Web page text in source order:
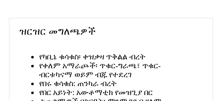
ዝርዝር መግለጫዎች
የካቢኔ ቁሳቁስ፡ ቀዝቃዛ ጥቅልል ​​ብረት
የቀለም አማራጮች፡ ጥቁር-ግራጫ፣ ጥቁር-
ብርቱካናማ ወይም ብጁ የተደረገ
የበሩ ቁሳቁስ: ጠንካራ ብረት
የበር አይነት: አውቶማቲክ የመዝጊያ በር